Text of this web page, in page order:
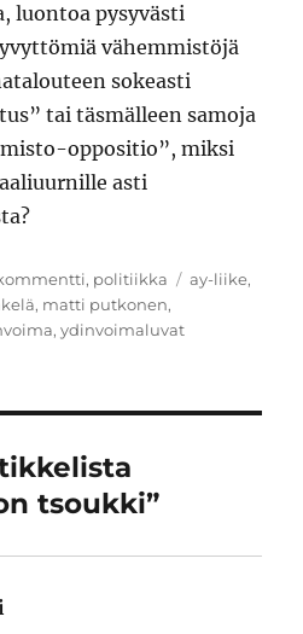
luontoa pysyvästi
vähemmistöjä
sokeasti
tai täsmälleen samoja
oppositio”, miksi
asti
, politiikka Avainsanat
ay-liike,
, matti putkonen,
,ydinvoimaluvat
tsoukki”